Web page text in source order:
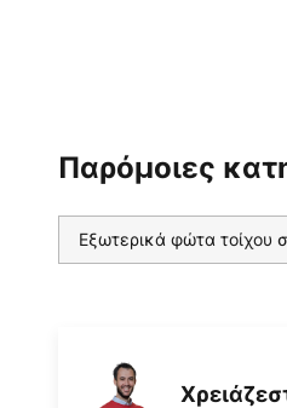
Παρόμοιες
Εξωτερικά φώτα τοίχου